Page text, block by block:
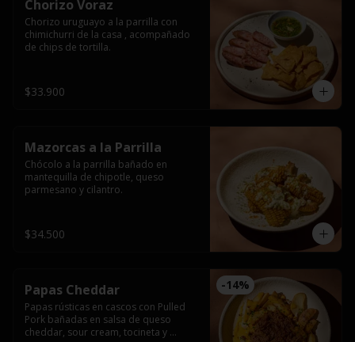
Chorizo Voraz
Chorizo uruguayo a la parrilla con
chimichurri de la casa , acompañado
de chips de tortilla.
$33.900
Mazorcas a la Parrilla
Chócolo a la parrilla bañado en
mantequilla de chipotle, queso
parmesano y cilantro.
$34.500
-14%
Papas Cheddar
Papas rústicas en cascos con Pulled
Pork bañadas en salsa de queso
cheddar, sour cream, tocineta y